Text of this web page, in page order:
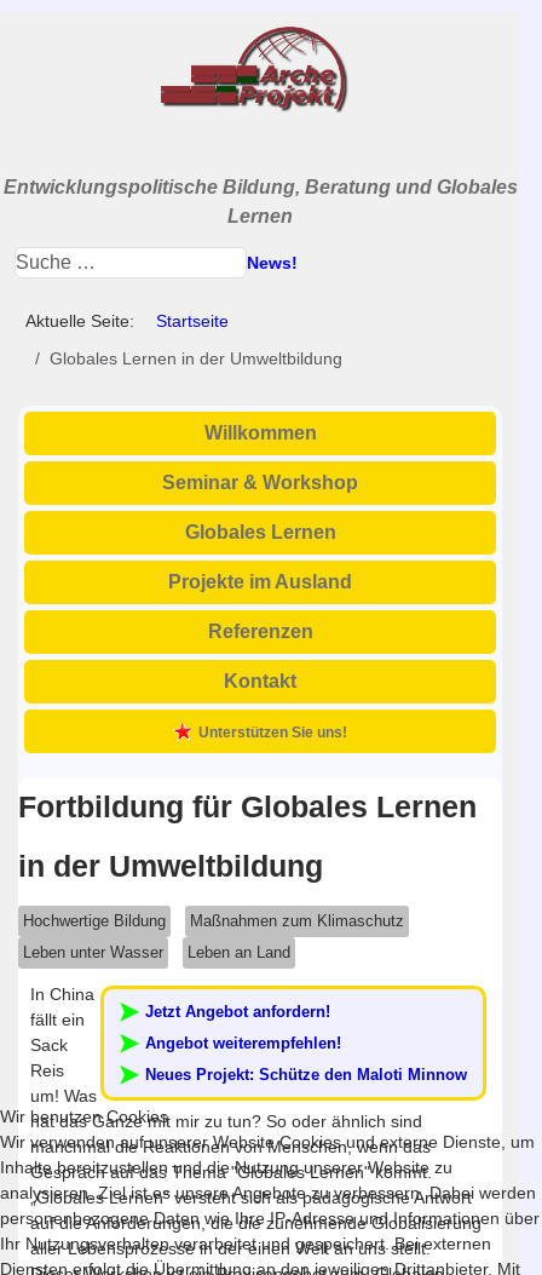
Entwicklungspolitische Bildung, Beratung und Globales
Lernen
News!
Aktuelle Seite:
Startseite
Globales Lernen in der Umweltbildung
Willkommen
Seminar & Workshop
Globales Lernen
Projekte im Ausland
Referenzen
Kontakt
Unterstützen Sie uns!
Fortbildung für Globales Lernen
in der Umweltbildung
Hochwertige Bildung
Maßnahmen zum Klimaschutz
Leben unter Wasser
Leben an Land
Jetzt Angebot anfordern!
Angebot weiterempfehlen!
Neues Projekt: Schütze den Maloti Minnow
In China
fällt ein
Sack
Reis
um! Was
hat das Ganze mit mir zu tun? So oder ähnlich sind
manchmal die Reaktionen von Menschen, wenn das
Gespräch auf das Thema "Globales Lernen" kommt.
„Globales Lernen“ versteht sich als pädagogische Antwort
auf die Anforderungen, die die zunehmende Globalisierung
aller Lebensprozesse in der einen Welt an uns stellt.
Wir benutzen Cookies
Wir verwenden auf unserer Website Cookies und externe Dienste, um
Inhalte bereitzustellen und die Nutzung unserer Website zu
analysieren. Ziel ist es unsere Angebote zu verbessern. Dabei werden
personenbezogene Daten wie Ihre IP-Adresse und Informationen über
Ihr Nutzungsverhalten verarbeitet und gespeichert. Bei externen
Diensten erfolgt die Übermittlung an den jeweiligen Drittanbieter. Mit